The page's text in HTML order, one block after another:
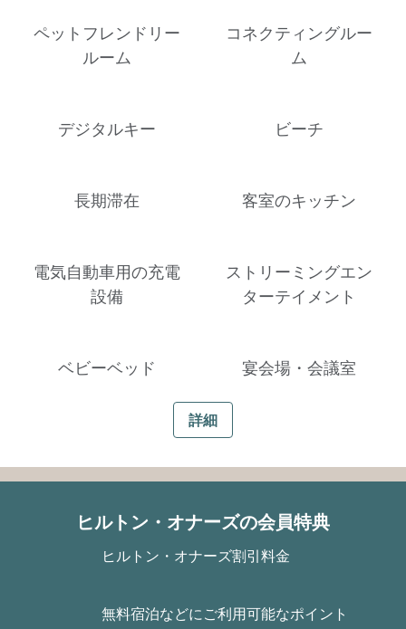
ペットフレンドリー
ルーム
コネクティングルー
ム
デジタルキー ビーチ
長期滞在 客室のキッチン
電気自動車用の充電
設備
ストリーミングエン
ターテイメント
ベビーベッド 宴会場・会議室
詳細
ヒルトン・オナーズの会員特典
ヒルトン・オナーズ割引料金
無料宿泊などにご利用可能なポイント